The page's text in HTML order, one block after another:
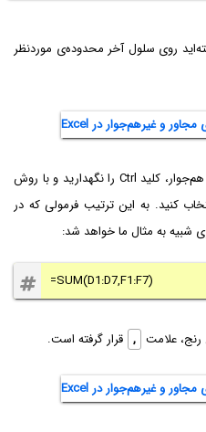
روی سلول آخر محدوده‌ی موردنظر
برای افزودن محدوده‌ی بعدی سلول‌های هم‌جوار، کلید Ctrl را نگهدارید و با روش
کنید. به این ترتیب فرمولی که در
شبیه به مثال ما خواهد شد:
=SUM(D1:D7,F1:F7)
رنج، علامت , قرار گرفته است.